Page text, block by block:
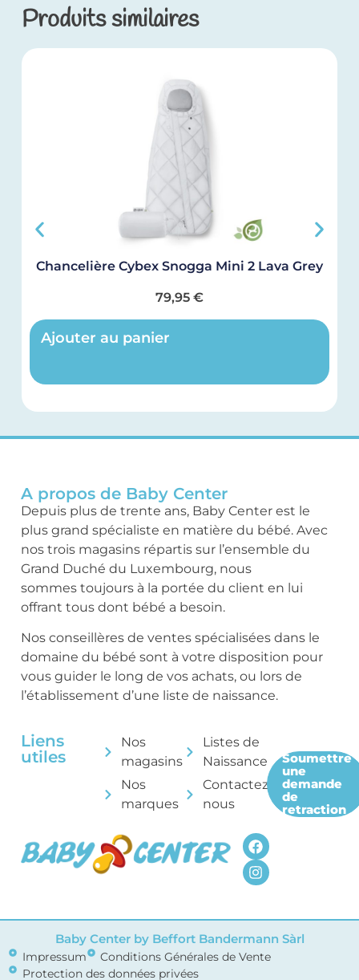
Produits similaires
Chancelière Cybex Snogga Mini 2 Lava Grey
79,95 €
Ajouter au panier
A propos de Baby Center
Depuis plus de trente ans, Baby Center est le
plus grand spécialiste en matière du bébé. Avec
nos trois magasins répartis sur l’ensemble du
Grand Duché du Luxembourg, nous
sommes toujours à la portée du client en lui
offrant tous dont bébé a besoin.
Nos conseillères de ventes spécialisées dans le
domaine du bébé sont à votre disposition pour
vous guider le long de vos achats, ou lors de
l’établissement d’une liste de naissance.
Liens
utiles
Nos
magasins
Nos
marques
Listes de
Naissance
Contactez-
nous
Soumettre
une
demande
de
retraction
Baby Center by Beffort Bandermann Sàrl
Impressum
Conditions Générales de Vente
Protection des données privées